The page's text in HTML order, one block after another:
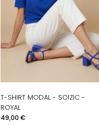
T-SHIRT MODAL - SOIZIC -
ROYAL
Prix
49,00 €